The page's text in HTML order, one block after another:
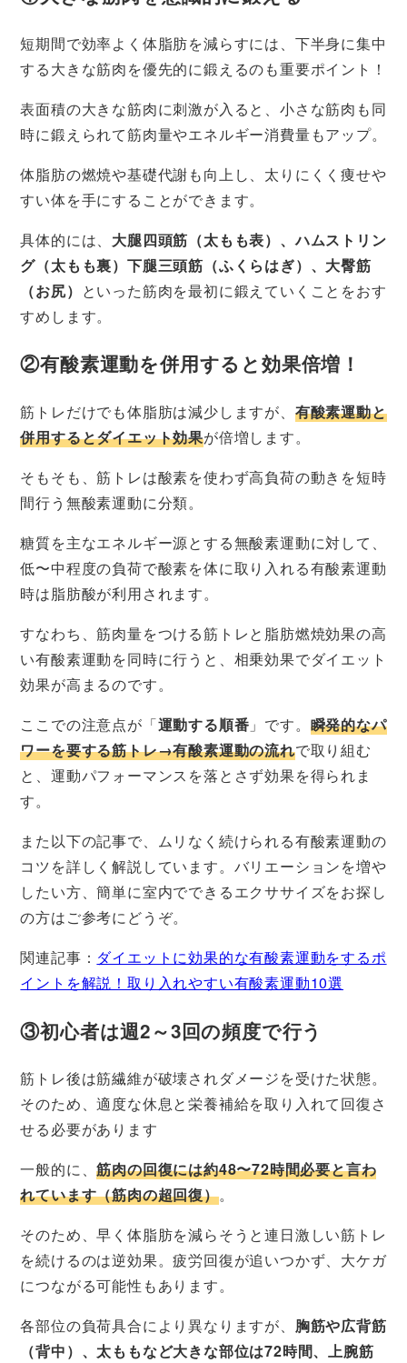
短期間で効率よく体脂肪を減らすには、下半身に集中
する大きな筋肉を優先的に鍛えるのも重要ポイント！
表面積の大きな筋肉に刺激が入ると、小さな筋肉も同
時に鍛えられて筋肉量やエネルギー消費量もアップ。
体脂肪の燃焼や基礎代謝も向上し、太りにくく痩せや
すい体を手にすることができます。
具体的には、 大腿四頭筋（太もも表）、ハムストリン
グ（太もも裏）下腿三頭筋（ふくらはぎ）、大臀筋
（お尻） といった筋肉を最初に鍛えていくことをおす
すめします。
②有酸素運動を併用すると効果倍増！
筋トレだけでも体脂肪は減少しますが、 有酸素運動と
併用するとダイエット効果が倍増します。
そもそも、筋トレは酸素を使わず高負荷の動きを短時
間行う無酸素運動に分類。
糖質を主なエネルギー源とする無酸素運動に対して、
低〜中程度の負荷で酸素を体に取り入れる有酸素運動
時は脂肪酸が利用されます。
すなわち、筋肉量をつける筋トレと脂肪燃焼効果の高
い有酸素運動を同時に行うと、相乗効果でダイエット
効果が高まるのです。
ここでの注意点が「運動する順番 」です。 瞬発的なパ
ワーを要する筋トレ→有酸素運動の流れで取り組む
と、運動パフォーマンスを落とさず効果を得られま
す。
また以下の記事で、ムリなく続けられる有酸素運動の
コツを詳しく解説しています。バリエーションを増や
したい方、簡単に室内でできるエクササイズをお探し
の方はご参考にどうぞ。
関連記事： ダイエットに効果的な有酸素運動をするポ
イントを解説！取り入れやすい有酸素運動10選
③初心者は週2～3回の頻度で行う
筋トレ後は筋繊維が破壊されダメージを受けた状態。
そのため、適度な休息と栄養補給を取り入れて回復さ
せる必要があります
一般的に、筋肉の回復には約48〜72時間必要と言わ
れています（筋肉の超回復）。
そのため、早く体脂肪を減らそうと連日激しい筋トレ
を続けるのは逆効果。疲労回復が追いつかず、大ケガ
につながる可能性もあります。
各部位の負荷具合により異なりますが、 胸筋や広背筋
（背中）、太ももなど大きな部位は72時間、上腕筋